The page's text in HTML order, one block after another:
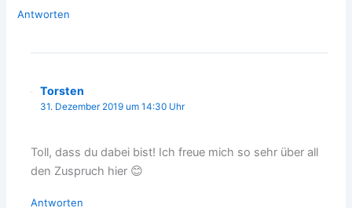
Antworten
Torsten
31. Dezember 2019 um 14:30 Uhr
Toll, dass du dabei bist! Ich freue mich so sehr über all
den Zuspruch hier 😊
Antworten